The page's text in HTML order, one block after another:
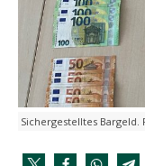
Sichergestelltes Bargeld.